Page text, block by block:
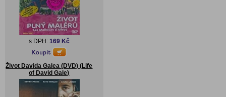
s DPH: 169 Kč
Život Davida Galea (DVD) (Life
of David Gale)